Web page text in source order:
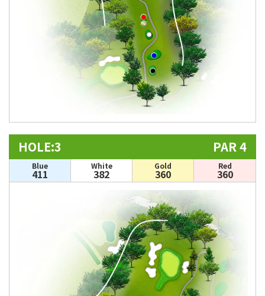
HOLE:3 PAR 4
Blue
411
White
382
Gold
360
Red
360